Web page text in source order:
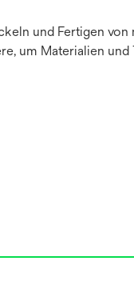
und Fertigen
um Materialien